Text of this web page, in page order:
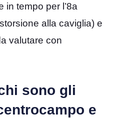
in tempo per l’8a
alla caviglia) e
valutare con
sono gli
e